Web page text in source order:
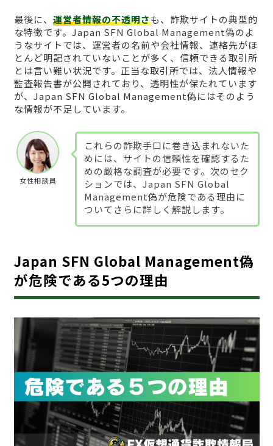
最後に、 運営者情報の不透明さも、詐欺サイトの典型的
な特徴です。Japan SFN Global Management偽のよ
うなサイトでは、運営者の名前や会社情報、連絡先がほ
とんど明記されていないことが多く、信頼できる取引所
とは言い難い状況です。正当な取引所では、法人情報や
監査報告書が公開されており、透明性が保たれています
が、Japan SFN Global Management偽にはそのよう
な情報が不足しています。
女性相談員
これらの詐欺手口に巻き込まれないた
めには、サイトの信頼性を確認するた
めの厳格な調査が必要です。次のセク
ションでは、Japan SFN Global
Management偽が危険である理由に
ついてさらに詳しく解説します。
Japan SFN Global Management偽
が危険である5つの理由